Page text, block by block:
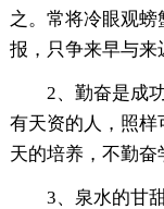
之。常将冷眼观
报，只争来早与来
2、勤奋是成
有天资的人，照
天的培养，不勤奋
3、泉水的甘